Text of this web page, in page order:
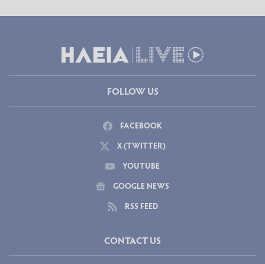
FOLLOW US
FACEBOOK
X (TWITTER)
YOUTUBE
GOOGLE NEWS
RSS FEED
CONTACT US